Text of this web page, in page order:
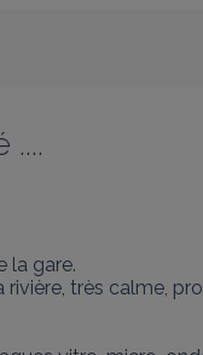
la gare.
très calme,